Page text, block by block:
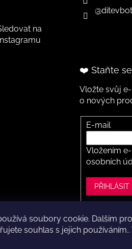
soubory cookie. Dalším
souhlas s jejich
na
❤️ Staňte
Vložte svůj
o nových
E-mail
Vložením
osobních
PŘIHLÁSIT
2026 Dítě v botě .cz . Všechna práva